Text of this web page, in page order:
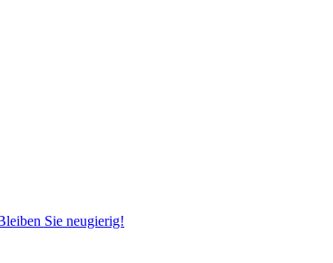
Sie neugierig!